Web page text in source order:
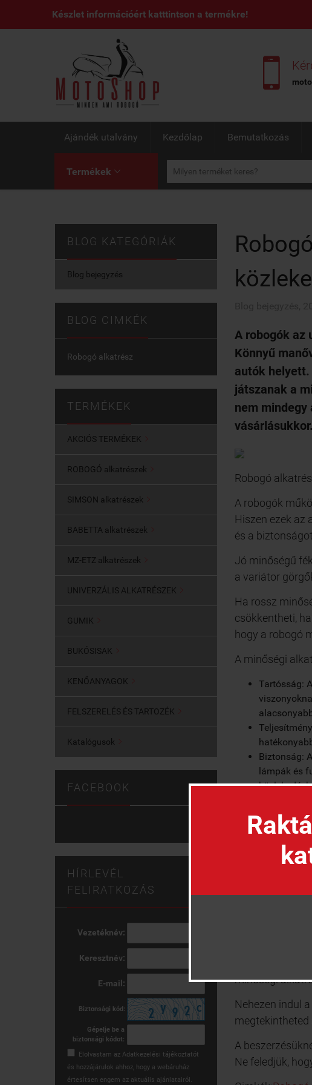
Készlet információért katttintson a termékre!

Ajándék utalvány Kezdőlap Bemutatkozás
Termékek 
BLOG KATEGÓRIÁK
Blog bejegyzés
BLOG CIMKÉK
Robogó alkatrész
TERMÉKEK
AKCIÓS TERMÉKEK
ROBOGÓ alkatrészek
SIMSON alkatrészek
BABETTA alkatrészek
MZ-ETZ alkatrészek
UNIVERZÁLIS ALKATRÉSZEK
GUMIK
BUKÓSISAK
KENŐANYAGOK
FELSZERELÉS ÉS TARTOZÉK
Katalógusok
FACEBOOK
HÍRLEVÉL
FELIRATKOZÁS
Vezetéknév:
Keresztnév:
E-mail:
Biztonsági kód:
Gépelje be a
biztonsági kódot:
Elolvastam az Adatkezelési tájékoztatót
és hozzájárulok ahhoz, hogy a webáruház
értesítsen engem az aktuális ajánlatairól.
A robogók az
Könnyű
autók helyett.
játszanak a
nem
vásárlásukkor.
Robogó
A robogók
Hiszen ezek az
és a biztonságot.
Jó minőségű
a variátor
Ha rossz
csökkentheti,
hogy a robogó
A minőségi
Tartósság:
Biztonság:
lámpák és
Hiteles
hírnévvel
Márka:
Ár-érték
A robogó
minőségi
Nehezen indul
megtekintheted
A
Ne feledjük,